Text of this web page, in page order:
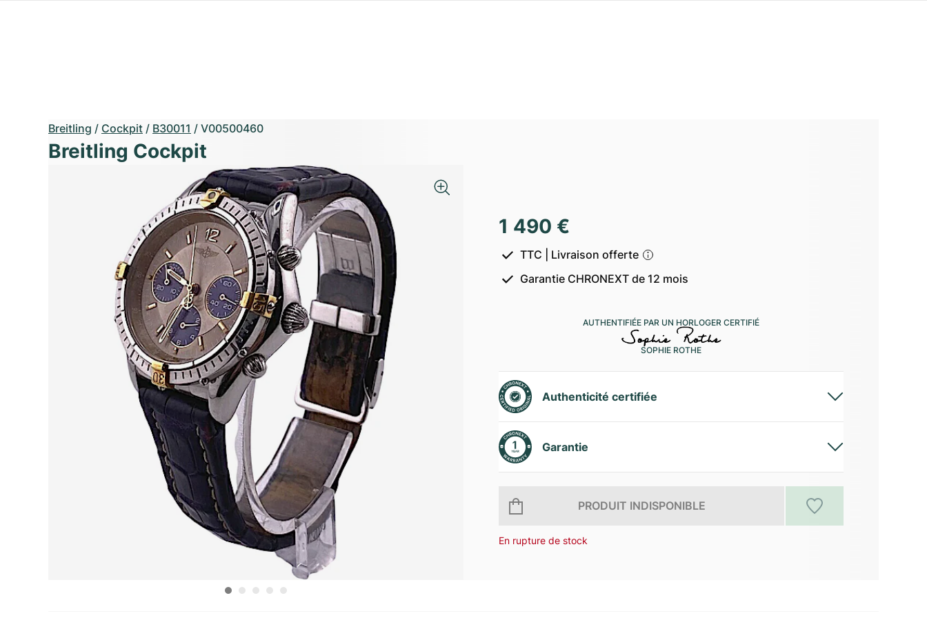
Breitling / Cockpit / B30011 / V00500460
Breitling Cockpit
1 490 €
TTC | Livraison offerte
Garantie CHRONEXT de 12 mois
AUTHENTIFIÉE PAR UN HORLOGER CERTIFIÉ
SOPHIE ROTHE
Authenticité certifiée
Garantie
PRODUIT INDISPONIBLE
En rupture de stock